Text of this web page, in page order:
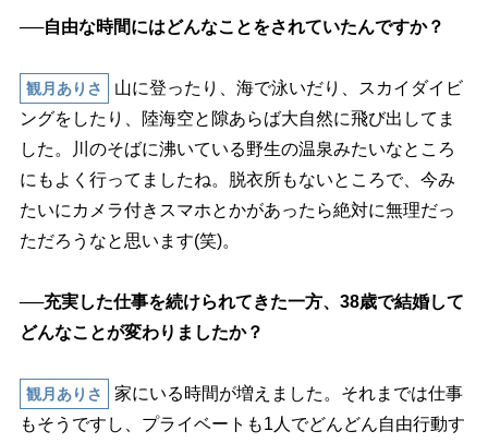
──自由な時間にはどんなことをされていたんですか？
観月ありさ
山に登ったり、海で泳いだり、スカイダイビ
ングをしたり、陸海空と隙あらば大自然に飛び出してま
した。川のそばに沸いている野生の温泉みたいなところ
にもよく行ってましたね。脱衣所もないところで、今み
たいにカメラ付きスマホとかがあったら絶対に無理だっ
ただろうなと思います(笑)。
──充実した仕事を続けられてきた一方、38歳で結婚して
どんなことが変わりましたか？
観月ありさ
家にいる時間が増えました。それまでは仕事
もそうですし、プライベートも1人でどんどん自由行動す